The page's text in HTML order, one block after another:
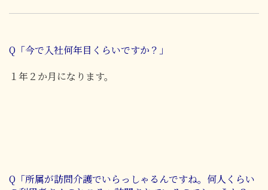
Q「今で入社何年目くらいですか？」
１年２か月になります。
Q「所属が訪問介護でいらっしゃるんですね。何人くらい